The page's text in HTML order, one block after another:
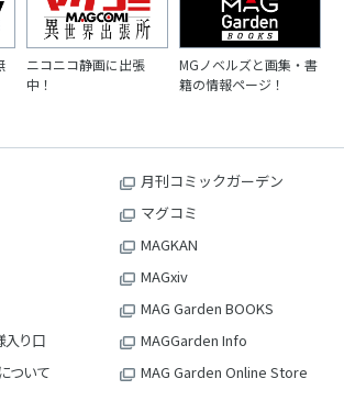
ニコニコ静画に出張
中！
MGノベルズと画集・書
籍の情報ページ！
り口
ついて
月刊コミックガーデン
マグコミ
MAGKAN
MAGxiv
MAG Garden BOOKS
MAGGarden Info
MAG Garden Online Store